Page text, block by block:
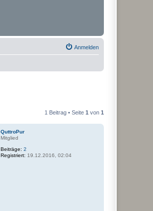
Anmelden
1 Beitrag • Seite 1 von 1
QuttroPur
Mitglied
Beiträge: 2
Registriert: 19.12.2016, 02:04